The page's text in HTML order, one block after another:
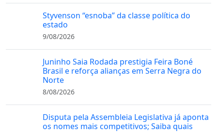
Styvenson “esnoba” da classe política do
estado
9/08/2026
Juninho Saia Rodada prestigia Feira Boné
Brasil e reforça alianças em Serra Negra do
Norte
8/08/2026
Disputa pela Assembleia Legislativa já aponta
os nomes mais competitivos; Saiba quais